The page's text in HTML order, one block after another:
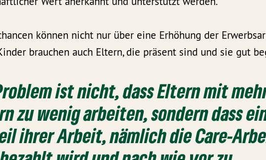
können nicht nur über eine Erhöhung der
brauchen auch Eltern, die präsent sind und sie gut
ist nicht, dass Eltern mit
zu wenig arbeiten, sondern dass
ihrer Arbeit, nämlich die Care-